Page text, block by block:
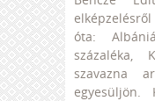
óta:
százaléka,
szavazna
egyesüljön.